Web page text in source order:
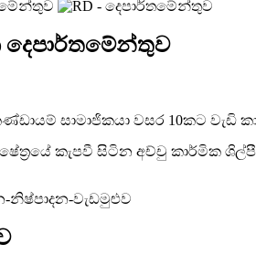
සාමාජිකයා වසර 10කට
කැපවී සිටින අච්චු කාර්මික